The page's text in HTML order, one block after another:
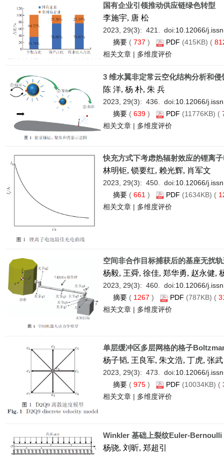
国有企业引领推动供应链绿色转型
李施宇, 唐 松
2023, 29(3): 421. doi:10.12066/
摘要( 737 ) PDF (415KB) (
相关文章| 多维度评价
3 维水翼非定常云空化结构分析和侵
陈 洋, 杨 朴, 朱 兵
2023, 29(3): 436. doi:10.12066/
摘要( 639) PDF (11776KB) (
相关文章| 多维度评价
快充方式下考虑热辐射效应的锂离
林明钜, 锁要红, 赖光辉, 肖军文
2023, 29(3): 450. doi:10.12066/
摘要( 661 ) PDF (1634KB) (
相关文章| 多维度评价
空间非合作目标捕获后的基座无扰
杨毅, 王舜, 徐佳, 郑华勇, 赵永健,
2023, 29(3): 460. doi:10.12066/
摘要( 1267 ) PDF (787KB) (
相关文章| 多维度评价
单层缓冲区多层网格的格子
杨子韬, 王良军, 朱文浩, 丁虎, 张武
2023, 29(3): 473. doi:10.12066/
摘要( 975) PDF (10034KB) (
相关文章| 多维度评价
Winkler 基础上裂纹Euler-Bernoulli
杨骁, 刘昕, 郑超引